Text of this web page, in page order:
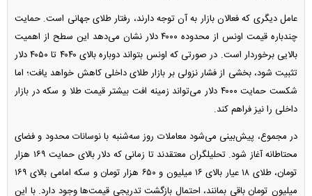
عامل دیگری که فعالان بازار به آن توجه دارند، رفتار طلای جهانی است. حمایت
چندباره قیمت اونس از محدوده ۴۰۰۰ دلار نشان می‌دهد این سطح از اهمیت
بالایی برخوردار است. در صورتی که اونس بتواند دوباره بالای ۴۰۴۰ تا ۴۰۵۰ دلار
تثبیت شود، بخشی از فشار نزولی بر بازار طلای داخلی کاهش خواهد یافت؛ اما
شکست حمایت ۴۰۰۰ دلار می‌تواند زمینه افت بیشتر قیمت طلا و سکه در بازار
داخلی را نیز فراهم کند.
در مجموع، پیش‌بینی می‌شود معاملات روز سه‌شنبه با نوسانات محدود و فضای
محتاطانه آغاز شود. تحلیلگران معتقدند تا زمانی که دلار بالای حمایت ۱۶۹ هزار
تومان، طلای ۱۸ عیار بالای ۱۶ میلیون و ۶۵۰ هزار تومان و سکه امامی بالای ۱۶۹
میلیون تومان باقی بمانند، احتمال بازگشت تدریجی قیمت‌ها وجود دارد. با این